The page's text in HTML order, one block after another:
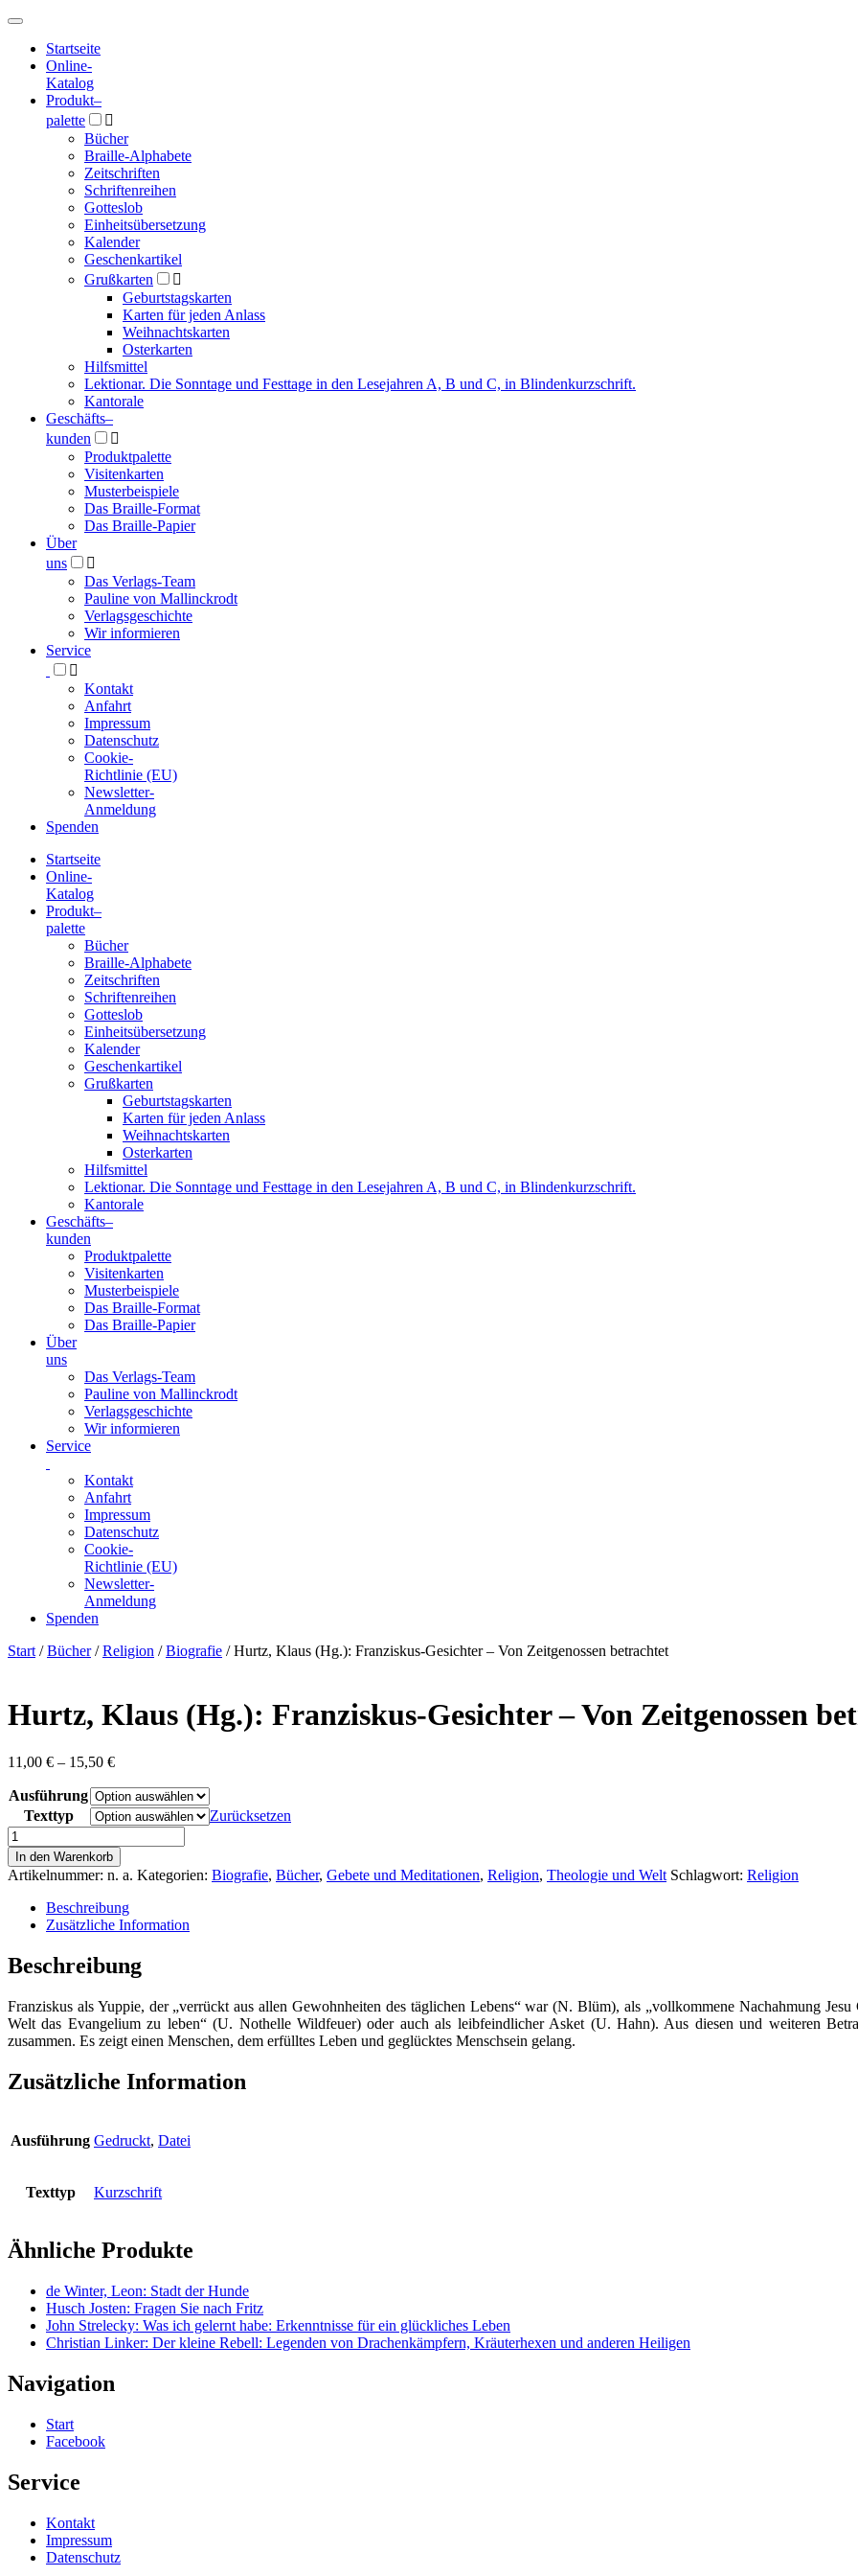
Hauptmenü
Hauptmenü
Startseite
Online-
Katalog
Produkt–
palette

Bücher
Braille-Alphabete
Zeitschriften
Schriftenreihen
Gotteslob
Einheitsübersetzung
Kalender
Geschenkartikel
Grußkarten

Geburtstagskarten
Karten für jeden Anlass
Weihnachtskarten
Osterkarten
Hilfsmittel
Lektionar. Die Sonntage und Festtage in den Lesejahren A, B und C, in Blindenkurzschrift.
Kantorale
Geschäfts­–
kunden

Produktpalette
Visitenkarten
Musterbeispiele
Das Braille-Format
Das Braille-Papier
Über
uns

Das Verlags-Team
Pauline von Mallinckrodt
Verlagsgeschichte
Wir informieren
Service

Kontakt
Anfahrt
Impressum
Datenschutz
Cookie-
Richtlinie (EU)
Newsletter-
Anmeldung
Spenden
Blindenschrift-
Verlag
Druckerei
gGmbH
Startseite
Online-
Katalog
Produkt–
palette
Bücher
Braille-Alphabete
Zeitschriften
Schriftenreihen
Gotteslob
Einheitsübersetzung
Kalender
Geschenkartikel
Grußkarten
Geburtstagskarten
Karten für jeden Anlass
Weihnachtskarten
Osterkarten
Hilfsmittel
Lektionar. Die Sonntage und Festtage in den Lesejahren A, B und C, in Blindenkurzschrift.
Kantorale
Geschäfts­–
kunden
Produktpalette
Visitenkarten
Musterbeispiele
Das Braille-Format
Das Braille-Papier
Über
uns
Das Verlags-Team
Pauline von Mallinckrodt
Verlagsgeschichte
Wir informieren
Service
Kontakt
Anfahrt
Impressum
Datenschutz
Cookie-
Richtlinie (EU)
Newsletter-
Anmeldung
Spenden
Skip
Start /Bücher/Religion /Biografie / Hurtz, Klaus (Hg.): Franziskus-Gesichter – Von Zeitgenossen betrachtet
Hurtz, Klaus (Hg.): Franziskus-Gesichter – Von Zeitgenossen
11,00 € – 15,50 €Preisspanne:
bis
15,50 €
Ausführung
Texttyp
Zurücksetzen
Hurtz,
Klaus
(Hg.):
Franziskus-
Gesichter
Zeitgenossen
betrachtet
In den Warenkorb
Artikelnummer: n. a. Kategorien: Biografie, Bücher, Gebete und Meditationen, Religion, Theologie und Welt Schlagwort: Religion
Beschreibung
Zusätzliche Information
Beschreibung
Franziskus als Yuppie, der „verrückt aus allen Gewohnheiten des täglichen Lebens“ war (N. Blüm), als „vollkommene Nachahmung
Welt das Evangelium zu leben“ (U. Nothelle Wildfeuer) oder auch als leibfeindlicher Asket (U. Hahn). Aus diesen und weiteren
zusammen. Es zeigt einen Menschen, dem erfülltes Leben und geglücktes Menschsein gelang.
Zusätzliche Information
Ausführung Gedruckt, Datei
Texttyp Kurzschrift
Ähnliche Produkte
de Winter, Leon: Stadt der Hunde
Husch Josten: Fragen Sie nach Fritz
John Strelecky: Was ich gelernt habe: Erkenntnisse für ein glückliches Leben
Christian Linker: Der kleine Rebell: Legenden von Drachenkämpfern, Kräuterhexen und anderen Heiligen
Navigation
Start
Facebook
Service
Kontakt
Impressum
Datenschutz